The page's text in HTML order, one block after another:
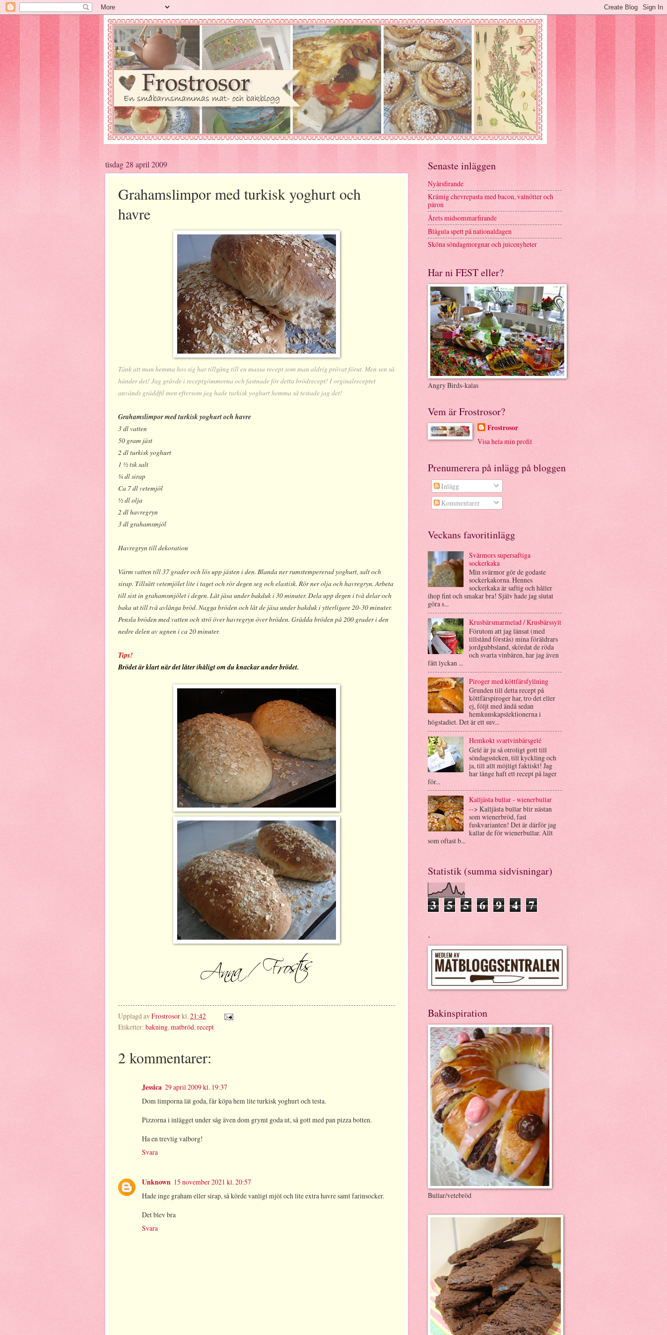
tisdag 28 april 2009
Grahamslimpor med turkisk yoghurt och
havre
Tänk att man hemma hos sig har tillgång till en massa recept som man aldrig prövat förut. Men sen så
händer det! Jag grävde i receptgömmorna och fastnade för detta brödrecept! I orginalreceptet
används gräddfil men eftersom jag hade turkisk yoghurt hemma så testade jag det!
Grahamslimpor med turkisk yoghurt och havre
3 dlvatten
50 gram jäst
2 dlturkisk yoghurt
1 ½ tsk salt
¾ dl sirap
Ca 7 dlvetemjöl
½ dl olja
2 dlhavregryn
3 dl grahamsmjöl
Havregryn till dekoration
Värm vatten till 37 grader och lös upp jästen i den. Blanda ner rumstempererad yoghurt, salt och
sirap. Tillsätt vetemjölet lite i taget och rör degen seg och elastisk. Rör ner olja och havregryn. Arbeta
till sist in grahamsmjölet i degen. Låt jäsa under bakduk i 30 minuter. Dela upp degen i två delar och
baka ut till två avlånga bröd. Nagga bröden och låt de jäsa under bakduk i ytterligare 20-30 minuter.
Pensla bröden med vatten och strö över havregryn över bröden. Grädda bröden på 200 grader i den
nedre delen av ugnen i ca 20 minuter.
Tips!
Brödet är klart när det låter ihåligt om du knackar under brödet.
Upplagd avFrostrosorkl. 21:42
Etiketter: bakning, matbröd, recept
2 kommentarer:
Jessica 29 april 2009 kl. 19:37
Dom limporna lät goda, får köpa hem lite turkisk yoghurt och testa.
Pizzorna i inlägget under såg även dom grymt goda ut, så gott med pan pizza botten.
Ha en trevlig valborg!
Svara
Unknown 15 november 2021 kl. 20:57
Hade inge graham eller sirap, så körde vanligt mjöl och lite extra havre samt farinsocker.
Det blev bra
Svara
Senaste inläggen
Nyårsfirande
Krämig chevrepasta med bacon, valnötter och
päron
Årets midsommarfirande
Blågula spett på nationaldagen
Sköna söndagmorgnar och juicenyheter
Har ni FEST eller?
Angry Birds-kalas
Vem är Frostrosor?
Frostrosor
Visa hela min profil
Prenumerera på inlägg på bloggen
Inlägg
Kommentarer
Veckans favoritinlägg
Svärmors supersaftiga
sockerkaka
Min svärmor gör de godaste
sockerkakorna. Hennes
sockerkaka är saftig och håller
ihop fint och smakar bra! Själv hade jag slutat
göra s...
Krusbärsmarmelad / Krusbärssylt
Förutom att jag länsat (med
tillstånd förstås) mina föräldrars
jordgubbsland, skördat de röda
och svarta vinbären, har jag även
fått lyckan ...
Piroger med köttfärsfyllning
Grunden till detta recept på
köttfärspiroger har, tro det eller
ej, följt med ändå sedan
hemkunskapslektionerna i
högstadiet. Det är ett suv...
Hemkokt svartvinbärsgelé
Gelé är ju så otroligt gott till
söndagssteken, till kyckling och
ja, till allt möjligt faktiskt! Jag
har länge haft ett recept på lager
för...
Kalljästa bullar - wienerbullar
--> Kalljästa bullar blir nästan
som wienerbröd, fast
fuskvarianten! Det är därför jag
kallar de för wienerbullar. Allt
som oftast b...
Statistik (summa sidvisningar)
3 5 5 6 9 4 7
.
Bakinspiration
Bullar/vetebröd